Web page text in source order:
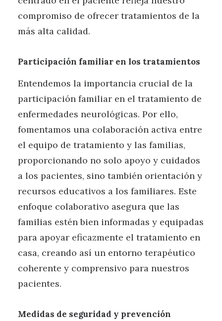
compromiso de ofrecer tratamientos de la
más alta calidad.
Participación familiar en los tratamientos
Entendemos la importancia crucial de la
participación familiar en el tratamiento de
enfermedades neurológicas. Por ello,
fomentamos una colaboración activa entre
el equipo de tratamiento y las familias,
proporcionando no solo apoyo y cuidados
a los pacientes, sino también orientación y
recursos educativos a los familiares. Este
enfoque colaborativo asegura que las
familias estén bien informadas y equipadas
para apoyar eficazmente el tratamiento en
casa, creando así un entorno terapéutico
coherente y comprensivo para nuestros
pacientes.
Medidas de seguridad y prevención